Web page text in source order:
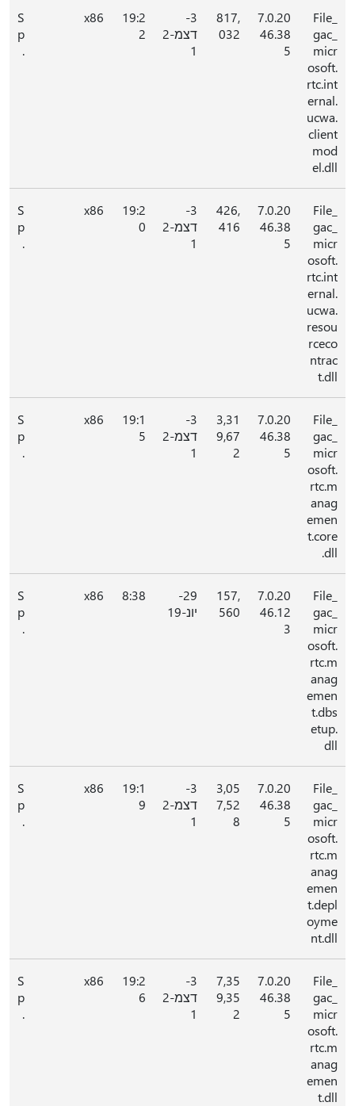
File_
gac_
micr
osoft.
rtc.int
ernal.
ucwa.
client
mod
el.dll
7.0.20
46.38
5
817,
032
3-
דצמ-2
1
19:2
2
x86
S
p
.
File_
gac_
micr
osoft.
rtc.int
ernal.
ucwa.
resou
rceco
ntrac
t.dll
7.0.20
46.38
5
426,
416
3-
דצמ-2
1
19:2
0
x86
S
p
.
File_
gac_
micr
osoft.
rtc.m
anag
emen
t.core
.dll
7.0.20
46.38
5
3,31
9,67
2
3-
דצמ-2
1
19:1
5
x86
S
p
.
File_
gac_
micr
osoft.
rtc.m
anag
emen
t.dbs
etup.
dll
7.0.20
46.12
3
157,
560
29-
יונ-19
8:38
x86
S
p
.
File_
gac_
micr
osoft.
rtc.m
anag
emen
t.depl
oyme
nt.dll
7.0.20
46.38
5
3,05
7,52
8
3-
דצמ-2
1
19:1
9
x86
S
p
.
File_
gac_
micr
osoft.
rtc.m
anag
emen
t.dll
7.0.20
46.38
5
7,35
9,35
2
3-
דצמ-2
1
19:2
6
x86
S
p
.